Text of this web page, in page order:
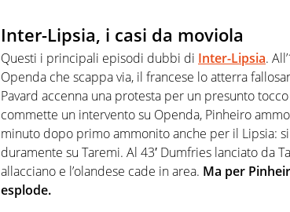
Inter-Lipsia, i casi da moviola
Questi i principali episodi dubbi di Inter-Lipsia.
Openda che scappa via, il francese lo atterra
Pavard accenna una protesta per un presunto
commette un intervento su Openda, Pinheiro
minuto dopo primo ammonito anche per il Lipsia:
duramente su Taremi. Al 43′ Dumfries lanciato da
allacciano e l’olandese cade in area. Ma per
esplode.